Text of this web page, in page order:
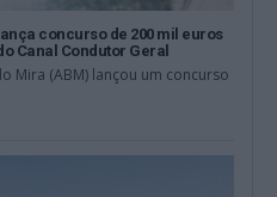
concurso de 200 mil euros
Canal Condutor Geral
Mira (ABM) lançou um concurso